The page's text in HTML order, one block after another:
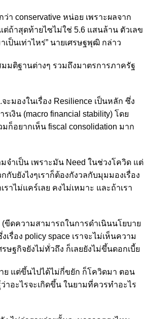
า conservative หน่อย เพราะผลจาก
ต่ถ้าสุดท้ายไซไม่ใช่ 5.6 แสนล้าน ตัวเลข
ป็นเท่าไหร่” นายเศรษฐพุฒิ กล่าว
มติฐานต่างๆ รวมถึงมาตรการภาครัฐ
มองในเรื่อง Resilience เป็นหลัก ซึ่ง
งิน (macro financial stability) โดย
อยากเห็น fiscal consolidation มาก
ำเป็น เพราะมัน Need ในช่วงโควิด แต่
กับยังไงๆเราก็ต้องกังวลกับมุมมองเรื่อง
าไม่แคร์เลย คงไม่เหมาะ และถ้าเรา
(ขีดความสามารถในการดำเนินนโยบาย
รื่อง policy space เราจะไม่เห็นความ
ฐกิจยังไม่ทั่วถึง ก็เลยยังไม่ขึ้นดอกเบี้ย
ย แต่ขึ้นไปได้ไม่กี่ขยัก ก็โควิดมา ตอน
าอะไรจะเกิดขึ้น ในยามที่ควรทำอะไร